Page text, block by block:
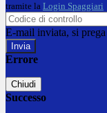
tramite la Login Spaggiari
E-mail inviata, si
Errore
Chiudi
Successo